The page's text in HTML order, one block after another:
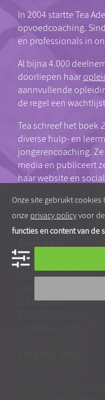
In 2004 startte Tea
opvoedcoaching.
en professionals in
Al bijna 4.000
doorliepen haar
aannvullende
de regel een
Tea schreef het boek
diverse hulp- en
jongerencoaching.
media en publiceert
haar website en
Meer over Centrum
Snel naar…
Voor professionals
Ik Leer Leren®
Onze site gebruikt cookies
onze privacy policyvoor
functies en content van de